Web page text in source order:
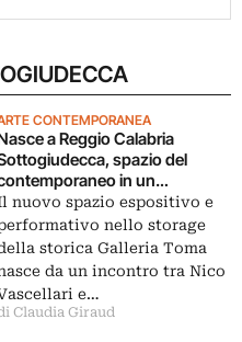
CONTEMPORANEA
a Reggio Calabria
spazio del
in un
brutalista
nuovo spazio espositivo e
nello storage
storica Galleria Toma
da un incontro tra Nico
e…
Claudia Giraud